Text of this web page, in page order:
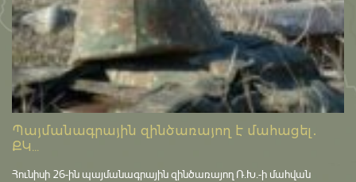
Պայմանագրային զինծառայող է մահացել․
ՔԿ...
Հունիսի 26-ին պայմանագրային զինծառայող Ռ.Խ.-ի մահվան